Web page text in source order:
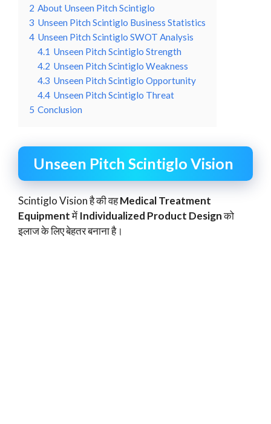
2 About Unseen Pitch Scintiglo
3 Unseen Pitch Scintiglo Business Statistics
4 Unseen Pitch Scintiglo SWOT Analysis
4.1 Unseen Pitch Scintiglo Strength
4.2 Unseen Pitch Scintiglo Weakness
4.3 Unseen Pitch Scintiglo Opportunity
4.4 Unseen Pitch Scintiglo Threat
5 Conclusion
Unseen Pitch Scintiglo Vision
Scintiglo Vision है की वहMedical Treatment
Equipmentमें Individualized Product Designको
इलाज के लिए बेहतर बनाना है।